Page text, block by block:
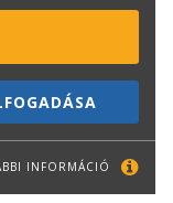
INFORMÁCIÓ